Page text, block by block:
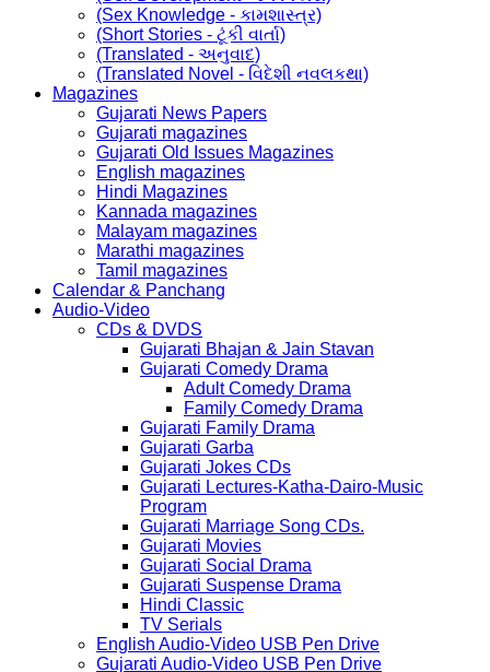
(Sex Knowledge - કામશાસ્ત્ર)
(Short Stories - ટૂંકી વાર્તા)
(Translated - અનુવાદ)
(Translated Novel - વિદેશી નવલકથા)
Magazines
Gujarati News Papers
Gujarati magazines
Gujarati Old Issues Magazines
English magazines
Hindi Magazines
Kannada magazines
Malayam magazines
Marathi magazines
Tamil magazines
Calendar & Panchang
Audio-Video
CDs & DVDS
Gujarati Bhajan & Jain Stavan
Gujarati Comedy Drama
Adult Comedy Drama
Family Comedy Drama
Gujarati Family Drama
Gujarati Garba
Gujarati Jokes CDs
Gujarati Lectures-Katha-Dairo-Music
Program
Gujarati Marriage Song CDs.
Gujarati Movies
Gujarati Social Drama
Gujarati Suspense Drama
Hindi Classic
TV Serials
English Audio-Video USB Pen Drive
Gujarati Audio-Video USB Pen Drive